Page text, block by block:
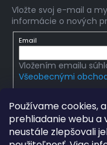
Používame cookies,
prehliadanie webu a
neustále zlepšovali
Vložte svoj e-mail a
informácie o nových
Email
Vložením emailu
Všeobecnými